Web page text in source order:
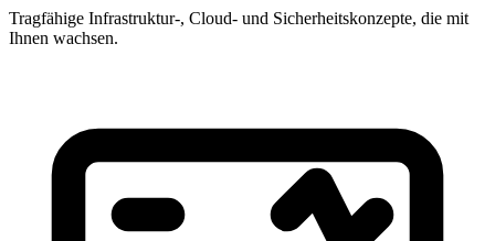
Tragfähige Infrastruktur-, Cloud- und Sicherheitskonzepte, die mit
Ihnen wachsen.